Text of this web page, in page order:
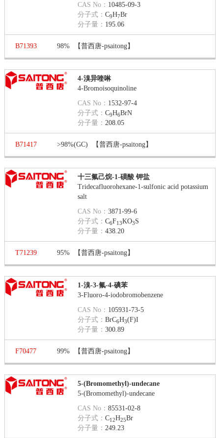
CAS No： 10485-09-3
分子式：C9H7Br
分子量： 195.06
B71393 98% 【普西唐-psaitong】
4-溴异喹啉
4-Bromoisoquinoline
CAS No： 1532-97-4
分子式：C9H6BrN
分子量：208.05
B71417 >98%(GC) 【普西唐-psaitong】
十三氟己烷-1-磺酸 钾盐
Tridecafluorohexane-1-sulfonic acid potassium
salt
CAS No：3871-99-6
分子式：C6F13KO3S
分子量：438.20
T71239 95% 【普西唐-psaitong】
1-溴-3-氟-4-碘苯
3-Fluoro-4-iodobromobenzene
CAS No： 105931-73-5
分子式：BrC6H3(F)I
分子量：300.89
F70477 99% 【普西唐-psaitong】
5-(Bromomethyl)-undecane
5-(Bromomethyl)-undecane
CAS No：85531-02-8
分子式：C12H25Br
分子量：249.23